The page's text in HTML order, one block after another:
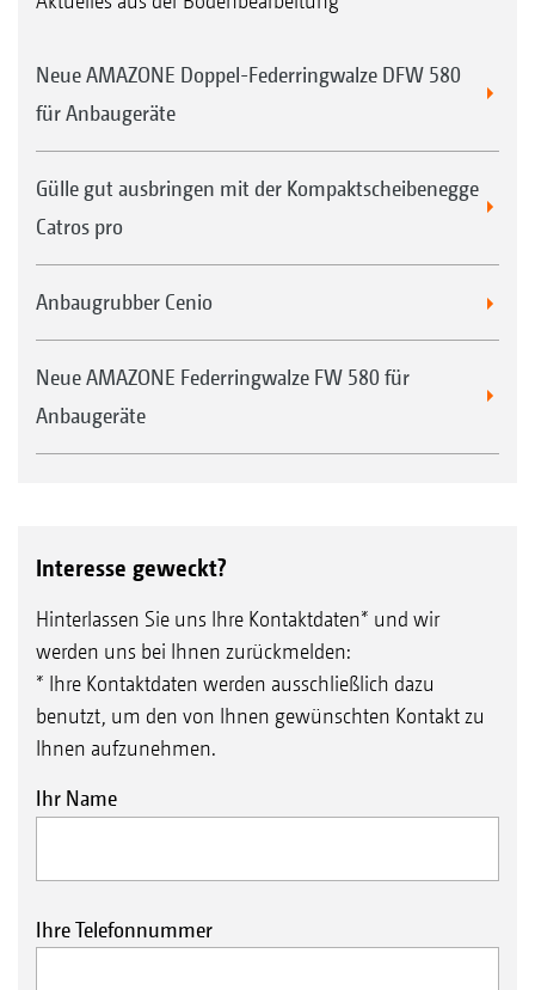
Neue AMAZONE Doppel-Federringwalze DFW 580
für Anbaugeräte
Gülle gut ausbringen mit der Kompaktscheibenegge
Catros pro
Anbaugrubber Cenio
Neue AMAZONE Federringwalze FW 580 für
Anbaugeräte
Interesse geweckt?
Hinterlassen Sie uns Ihre Kontaktdaten* und wir
werden uns bei Ihnen zurückmelden:
* Ihre Kontaktdaten werden ausschließlich dazu
benutzt, um den von Ihnen gewünschten Kontakt zu
Ihnen aufzunehmen.
Ihr Name
Ihre Telefonnummer